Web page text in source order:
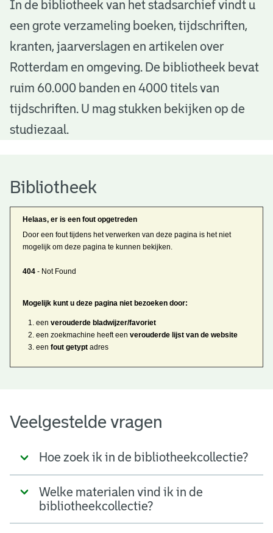
B
b
o
h
e
In de bibliotheek van het stadsarchief vindt u
een grote verzameling boeken, tijdschriften,
kranten, jaarverslagen en artikelen over
Rotterdam en omgeving. De bibliotheek bevat
ruim 60.000 banden en 4000 titels van
tijdschriften. U mag stukken bekijken op de
studiezaal.
Bibliotheek
Helaas, er is een fout opgetreden
Door een fout tijdens het verwerken van deze pagina is het niet
mogelijk om deze pagina te kunnen bekijken.
404 - Not Found
Mogelijk kunt u deze pagina niet bezoeken door:
eenverouderde bladwijzer/favoriet
een zoekmachine heeft eenverouderde lijst van de website
eenfout getypt adres
Veelgestelde vragen
Hoe zoek ik in de bibliotheekcollectie?
Welke materialen vind ik in de
bibliotheekcollectie?